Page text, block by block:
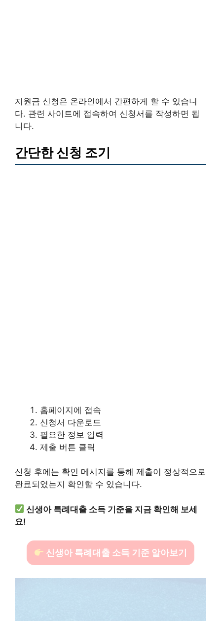
지원금 신청은 온라인에서 간편하게 할 수 있습니
다. 관련 사이트에 접속하여 신청서를 작성하면 됩
니다.
간단한 신청 조기
홈페이지에 접속
신청서 다운로드
필요한 정보 입력
제출 버튼 클릭
신청 후에는 확인 메시지를 통해 제출이 정상적으로
완료되었는지 확인할 수 있습니다.
신생아 특례대출 소득 기준을 지금 확인해 보세
요!
신생아 특례대출 소득 기준 알아보기